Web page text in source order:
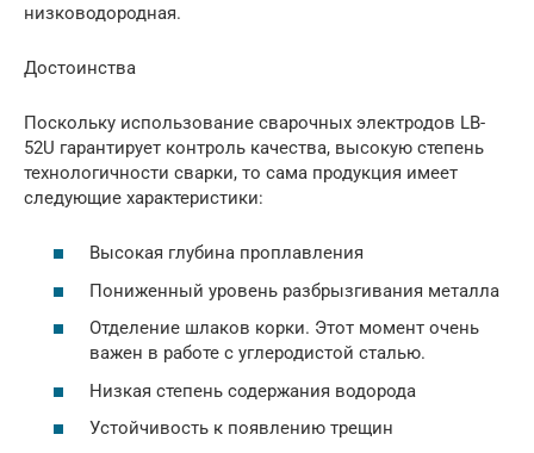
низководородная.
Достоинства
Поскольку использование сварочных электродов LB-
52U гарантирует контроль качества, высокую степень
технологичности сварки, то сама продукция имеет
следующие характеристики:
Высокая глубина проплавления
Пониженный уровень разбрызгивания металла
Отделение шлаков корки. Этот момент очень
важен в работе с углеродистой сталью.
Низкая степень содержания водорода
Устойчивость к появлению трещин